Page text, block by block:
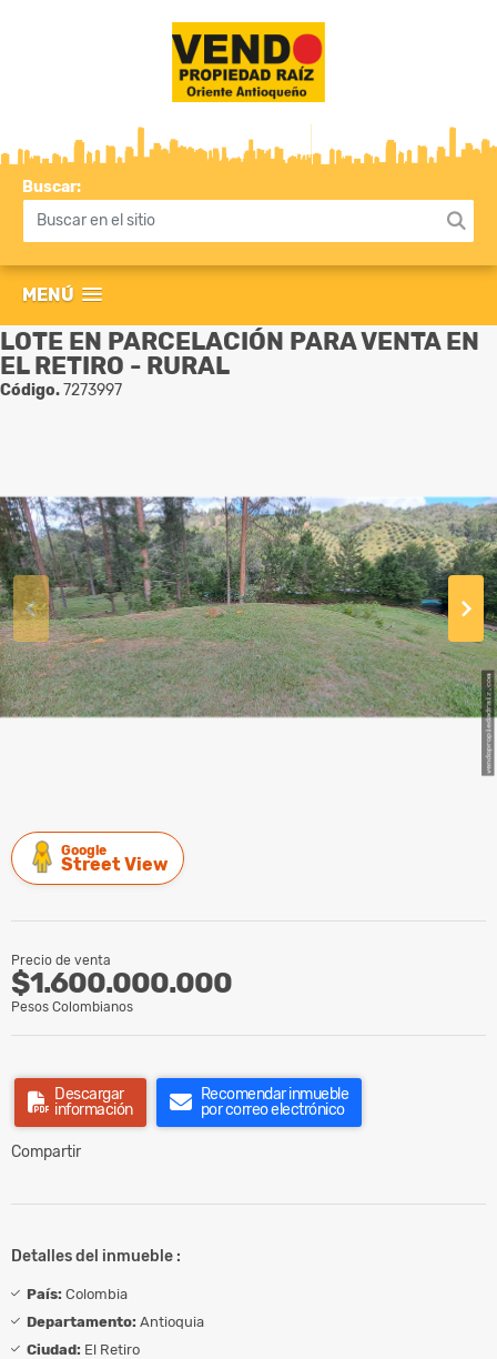
Buscar:
MENÚ
LOTE EN PARCELACIÓN PARA VENTA EN
EL RETIRO - RURAL
Código.7273997
Google
Street View
Precio de venta
$1.600.000.000
Pesos Colombianos
Descargar
información
Recomendar inmueble
por correo electrónico
Compartir
Detalles del inmueble :
País: Colombia
Departamento: Antioquia
Ciudad: El Retiro